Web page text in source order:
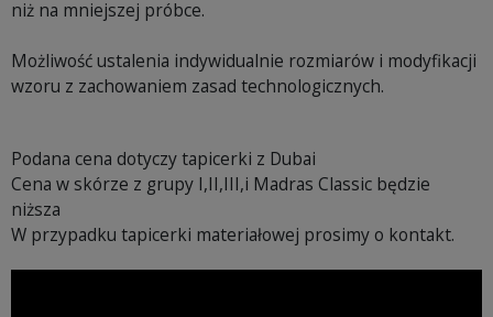
niż na mniejszej próbce.
Możliwość ustalenia indywidualnie rozmiarów i modyfikacji
wzoru z zachowaniem zasad technologicznych.
Podana cena dotyczy tapicerki z Dubai
Cena w skórze z grupy I,II,III,i Madras Classic będzie
niższa
W przypadku tapicerki materiałowej prosimy o kontakt.